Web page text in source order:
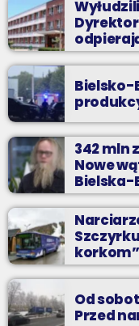
Bielsko-
342 mln
Nowe
Bielska-
korkom”
Od
Przed